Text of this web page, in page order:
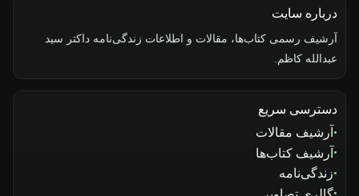
درباره سایت
آرشیف رسمی کتاب‌ها، مقالات و اطلاعات زندگی‌نامه داکتر سید
عبدالله کاظم.
دسترسی سریع
آرشیف مقالات
آرشیف کتاب‌ها
زندگی‌نامه